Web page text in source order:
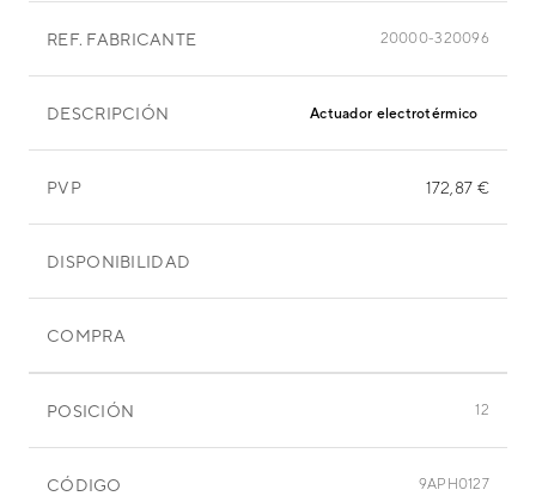
REF. FABRICANTE 20000-320096
DESCRIPCIÓN Actuador electrotérmico
PVP 172,87 €
DISPONIBILIDAD
COMPRA
POSICIÓN 12
CÓDIGO 9APH0127